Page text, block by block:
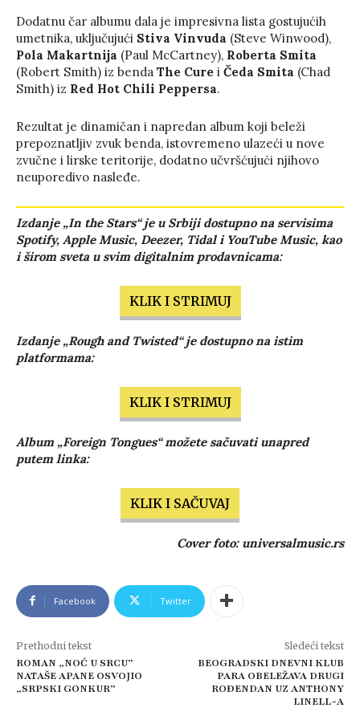
Dodatnu čar albumu dala je impresivna lista gostujućih
umetnika, uključujući Stiva Vinvuda (Steve Winwood),
Pola Makartnija (Paul McCartney), Roberta Smita
(Robert Smith) iz benda The Cure i Čeda Smita (Chad
Smith) iz Red Hot Chili Peppersa.
Rezultat je dinamičan i napredan album koji beleži
prepoznatljiv zvuk benda, istovremeno ulazeći u nove
zvučne i lirske teritorije, dodatno učvršćujući njihovo
neuporedivo nasleđe.
Izdanje „In the Stars“ je u Srbiji dostupno na servisima
Spotify, Apple Music, Deezer, Tidal i YouTube Music, kao
i širom sveta u svim digitalnim prodavnicama:
KLIK I STRIMUJ
Izdanje „Rough and Twisted“ je dostupno na istim
platformama:
KLIK I STRIMUJ
Album „Foreign Tongues“ možete sačuvati unapred
putem linka:
KLIK I SAČUVAJ
Cover foto: universalmusic.rs
Facebook Twitter
Prethodni tekst
ROMAN „NOĆ U SRCU”
NATAŠE APANE OSVOJIO
„SRPSKI GONKUR”
Sledeći tekst
BEOGRADSKI DNEVNI KLUB
PARA OBELEŽAVA DRUGI
ROĐENDAN UZ ANTHONY
LINELL-A